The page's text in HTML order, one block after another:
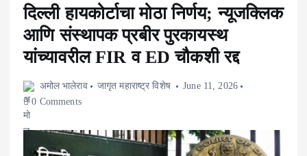
दिल्ली हायकोर्टाचा मोठा निर्णय; न्यूजक्लिक
आणि संस्थापक प्रबीर पुरकायस्थ
यांच्यावरील FIR व ED चौकशी रद्द
अमोल भालेराव जागृत महाराष्ट्र विशेष
June 11, 2026
0 Comments